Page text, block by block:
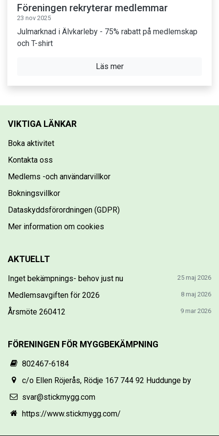
Föreningen rekryterar medlemmar
23 nov 2025
Julmarknad i Älvkarleby - 75% rabatt på medlemskap
och T-shirt
Läs mer
VIKTIGA LÄNKAR
Boka aktivitet
Kontakta oss
Medlems -och användarvillkor
Bokningsvillkor
Dataskyddsförordningen (GDPR)
Mer information om cookies
AKTUELLT
Inget bekämpnings- behov just nu 25 maj 2026
Medlemsavgiften för 2026 8 maj 2026
Årsmöte 260412 9 mar 2026
FÖRENINGEN FÖR MYGGBEKÄMPNING
802467-6184
c/o Ellen Röjerås, Rödje 167 744 92 Huddunge by
svar@stickmygg.com
https://www.stickmygg.com/